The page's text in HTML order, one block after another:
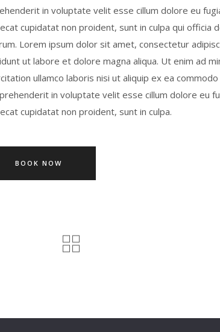
in voluptate velit esse cillum dolore eu
cupidatat non proident, sunt in culpa qui officia
Lorem ipsum dolor sit amet, consectetur
ut labore et dolore magna aliqua. Ut enim ad
ullamco laboris nisi ut aliquip ex ea
in voluptate velit esse cillum dolore eu
cupidatat non proident, sunt in culpa.
BOOK NOW